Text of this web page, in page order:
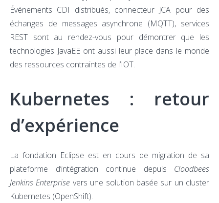
Événements CDI distribués, connecteur JCA pour des
échanges de messages asynchrone (MQTT), services
REST sont au rendez-vous pour démontrer que les
technologies JavaEE ont aussi leur place dans le monde
des ressources contraintes de l’IOT.
Kubernetes : retour
d’expérience
La fondation Eclipse est en cours de migration de sa
plateforme d’intégration continue depuis Cloodbees
Jenkins Enterprise vers une solution basée sur un cluster
Kubernetes (OpenShift).